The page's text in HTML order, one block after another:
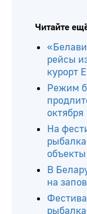
Читайте
рейсы
курорт
Режим
октября
На